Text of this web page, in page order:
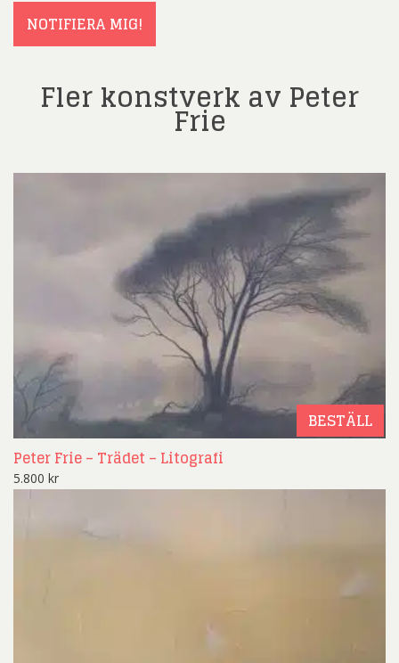
NOTIFIERA MIG!
Fler konstverk av Peter
Frie
BESTÄLL
Peter Frie – Trädet – Litografi
5.800 kr